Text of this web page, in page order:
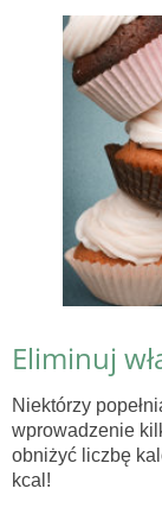
Eliminuj
Niektórzy
wprowadzenie
obniżyć liczbę
kcal!